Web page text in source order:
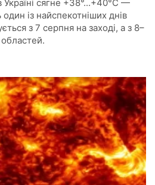
сягне +38°...+40°С —
із найспекотніших днів
з 7 серпня на заході, а з 8–